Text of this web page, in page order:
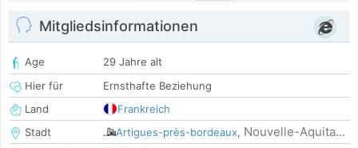
Mitgliedsinformationen
Age
29 Jahre alt
Hier für
Ernsthafte Beziehung
Land
Frankreich
Stadt
Artigues-près-bordeaux, Nouvelle-Aquita...